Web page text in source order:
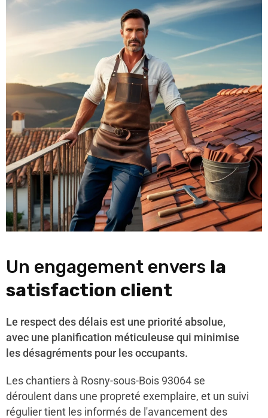
Un engagement envers la
satisfaction client
Le respect des délais est une priorité absolue,
avec une planification méticuleuse qui minimise
les désagréments pour les occupants.
Les chantiers à Rosny-sous-Bois 93064 se
déroulent dans une propreté exemplaire, et un suivi
régulier tient les informés de l'avancement des